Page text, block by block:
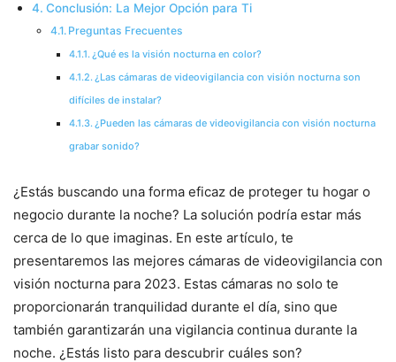
Conclusión: La Mejor Opción para Ti
Preguntas Frecuentes
¿Qué es la visión nocturna en color?
¿Las cámaras de videovigilancia con visión nocturna son
difíciles de instalar?
¿Pueden las cámaras de videovigilancia con visión nocturna
grabar sonido?
¿Estás buscando una forma eficaz de proteger tu hogar o
negocio durante la noche? La solución podría estar más
cerca de lo que imaginas. En este artículo, te
presentaremos las mejores cámaras de videovigilancia con
visión nocturna para 2023. Estas cámaras no solo te
proporcionarán tranquilidad durante el día, sino que
también garantizarán una vigilancia continua durante la
noche. ¿Estás listo para descubrir cuáles son?